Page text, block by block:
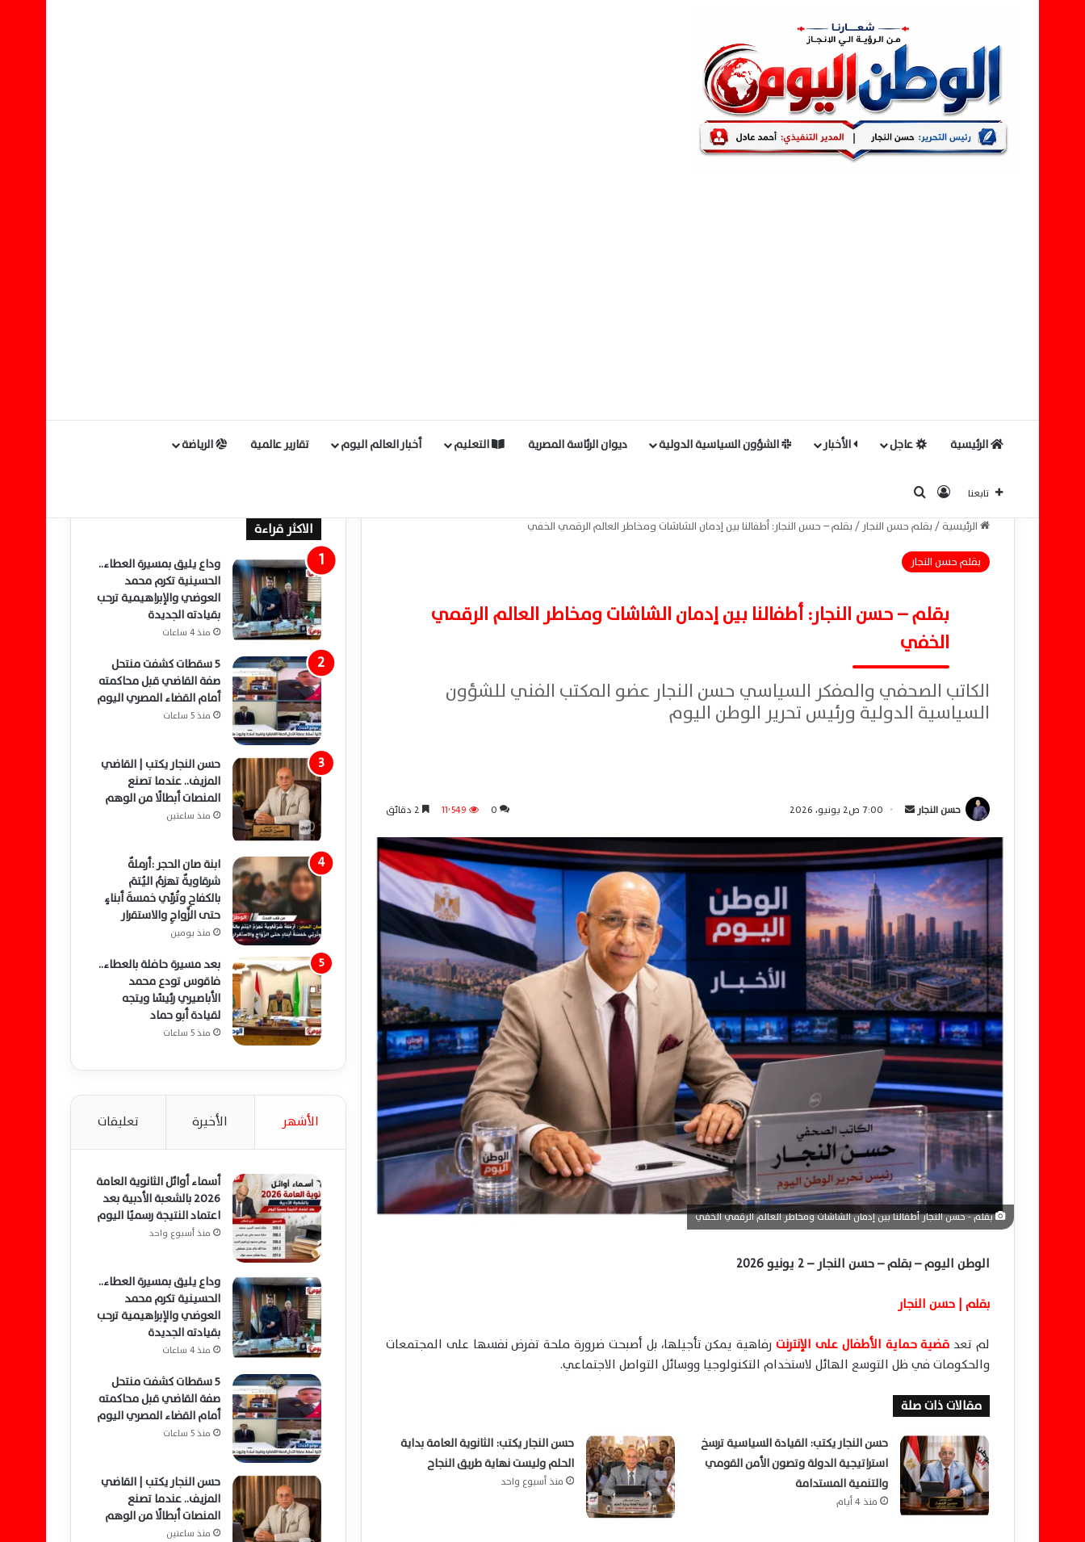
الرئيسية عاجل الأخبار الشؤون السياسية الدولية ديوان الرئاسة المصرية التعليم أخبار العالم اليوم تقارير عالمية الرياضة
تابعنا تسجيل الدخول
الرئيسية/بقلم حسن النجار /بقلم – حسن النجار: أطفالنا بين إدمان الشاشات ومخاطر العالم الرقمي الخفي
بقلم حسن النجار
بقلم – حسن النجار: أطفالنا بين إدمان الشاشات ومخاطر العالم الرقمي
الخفي
الكاتب الصحفي والمفكر السياسي حسن النجار عضو المكتب الفني للشؤون
السياسية الدولية ورئيس تحرير الوطن اليوم
حسن النجار
س
ل
ب
ر
ي
د
ا
إ
ل
ك
ت
ر
و
ن
ي
ا
7:00 ص2 يونيو، 2026 0 11٬549
بقلم - حسن النجار أطفالنا بين إدمان الشاشات ومخاطر العالم الرقمي الخفي
الوطن اليوم – بقلم – حسن النجار – 2 يونيو 2026
بقلم | حسن النجار
لم تعد قضية حماية الأطفال على الإنترنترفاهية يمكن تأجيلها، بل أصبحت ضرورة ملحة تفرض نفسها على المجتمعات
والحكومات في ظل التوسع الهائل لاستخدام التكنولوجيا ووسائل التواصل الاجتماعي.
مقالات ذات صلة
حسن النجار يكتب: القيادة السياسية ترسخ
استراتيجية الدولة وتصون الأمن القومي
والتنمية المستدامة
منذ 4 أيام
حسن النجار يكتب: الثانوية العامة بداية
الحلم وليست نهاية طريق النجاح
منذ أسبوع واحد
الاكثر قراءة
وداع يليق بمسيرة العطاء..
الحسينية تكرم محمد
العوضي والإبراهيمية ترحب
بقيادته الجديدة
منذ 4 ساعات
5 سقطات كشفت منتحل
صفة القاضي قبل محاكمته
أمام القضاء المصري اليوم
منذ 5 ساعات
حسن النجار يكتب | القاضي
المزيف.. عندما تصنع
المنصات أبطالًا من الوهم
منذ ساعتين
ابنة صان الحجر :أرملةٌ
شرقاويةٌ تهزمُ اليُتمَ
بالكفاحِ وتُربِّي خمسةَ أبناءٍ
حتى الزَّواجِ والاستقرار
منذ يومين
بعد مسيرة حافلة بالعطاء..
فاقوس تودع محمد
الأباصيري رئيسًا ويتجه
لقيادة أبو حماد
منذ 5 ساعات
الأشهر الأخيرة تعليقات
أسماء أوائل الثانوية العامة
2026 بالشعبة الأدبية بعد
اعتماد النتيجة رسميًا اليوم
منذ أسبوع واحد
وداع يليق بمسيرة العطاء..
الحسينية تكرم محمد
العوضي والإبراهيمية ترحب
بقيادته الجديدة
منذ 4 ساعات
5 سقطات كشفت منتحل
صفة القاضي قبل محاكمته
أمام القضاء المصري اليوم
منذ 5 ساعات
حسن النجار يكتب | القاضي
المزيف.. عندما تصنع
المنصات أبطالًا من الوهم
منذ ساعتين